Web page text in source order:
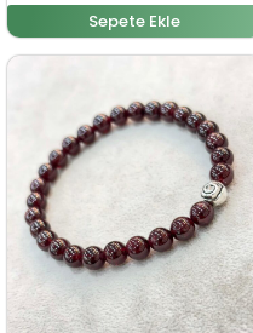
Sepete Ekle
Orijinal fiyat:Şu